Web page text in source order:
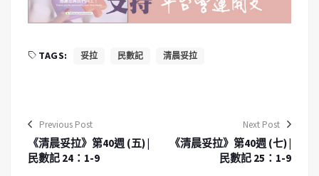
TAGS: 妥拉 民數記 清晨妥拉
Previous Post
《清晨妥拉》第40週 (五) |
民數記 24：1-9
Next Post
《清晨妥拉》第40週 (七) |
民數記 25：1-9